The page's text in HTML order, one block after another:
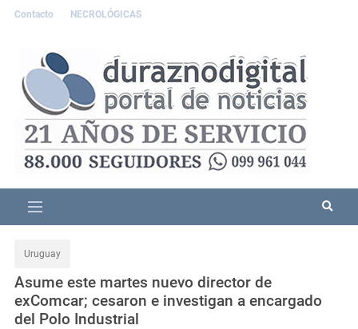
Contacto NECROLÓGICAS
Uruguay
Asume este martes nuevo director de
exComcar; cesaron e investigan a encargado
del Polo Industrial